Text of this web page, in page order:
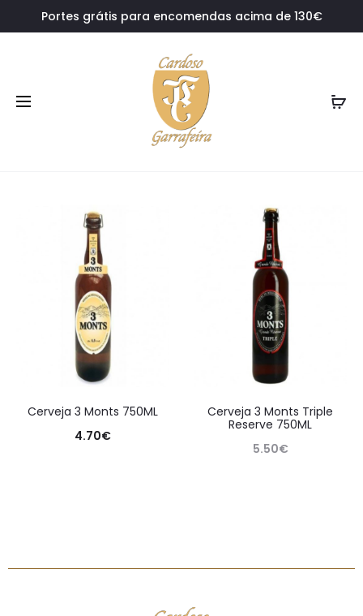
Portes grátis para encomendas acima de 130€
Cerveja 3 Monts 750ML
4.70€
Cerveja 3 Monts Triple
Reserve 750ML
5.50€